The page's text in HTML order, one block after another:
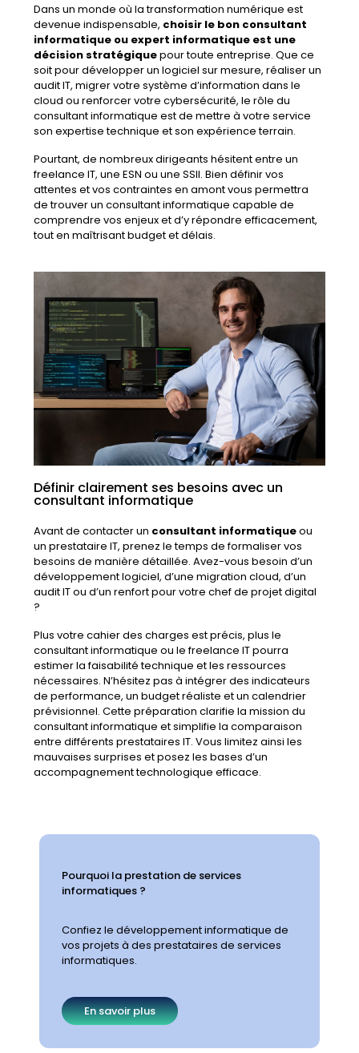
Dans un monde où la transformation numérique est
devenue indispensable, choisir le bon consultant
informatique ou expert informatique est une
décision stratégiquepour toute entreprise. Que ce
soit pour développer un logiciel sur mesure, réaliser un
audit IT, migrer votre système d’information dans le
cloud ou renforcer votre cybersécurité, le rôle du
consultant informatique est de mettre à votre service
son expertise technique et son expérience terrain.
Pourtant, de nombreux dirigeants hésitent entre un
freelance IT, une ESN ou une SSII. Bien définir vos
attentes et vos contraintes en amont vous permettra
de trouver un consultant informatique capable de
comprendre vos enjeux et d’y répondre efficacement,
tout en maîtrisant budget et délais.
Définir clairement ses besoins avec un
consultant informatique
Avant de contacter un consultant informatiqueou
un prestataire IT, prenez le temps de formaliser vos
besoins de manière détaillée. Avez-vous besoin d’un
développement logiciel, d’une migration cloud, d’un
audit IT ou d’un renfort pour votre chef de projet digital
?
Plus votre cahier des charges est précis, plus le
consultant informatique ou le freelance IT pourra
estimer la faisabilité technique et les ressources
nécessaires. N’hésitez pas à intégrer des indicateurs
de performance, un budget réaliste et un calendrier
prévisionnel. Cette préparation clarifie la mission du
consultant informatique et simplifie la comparaison
entre différents prestataires IT. Vous limitez ainsi les
mauvaises surprises et posez les bases d’un
accompagnement technologique efficace.
Pourquoi la prestation de services
informatiques ?
Confiez le développement informatique de
vos projets à des prestataires de services
informatiques.
En savoir plus